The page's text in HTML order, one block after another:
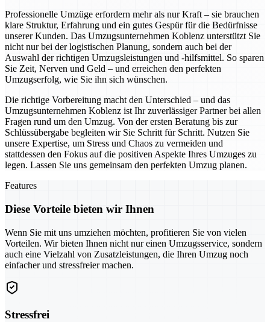
Professionelle Umzüge erfordern mehr als nur Kraft – sie brauchen
klare Struktur, Erfahrung und ein gutes Gespür für die Bedürfnisse
unserer Kunden. Das Umzugsunternehmen Koblenz unterstützt Sie
nicht nur bei der logistischen Planung, sondern auch bei der
Auswahl der richtigen Umzugsleistungen und -hilfsmittel. So sparen
Sie Zeit, Nerven und Geld – und erreichen den perfekten
Umzugserfolg, wie Sie ihn sich wünschen.
Die richtige Vorbereitung macht den Unterschied – und das
Umzugsunternehmen Koblenz ist Ihr zuverlässiger Partner bei allen
Fragen rund um den Umzug. Von der ersten Beratung bis zur
Schlüssübergabe begleiten wir Sie Schritt für Schritt. Nutzen Sie
unsere Expertise, um Stress und Chaos zu vermeiden und
stattdessen den Fokus auf die positiven Aspekte Ihres Umzuges zu
legen. Lassen Sie uns gemeinsam den perfekten Umzug planen.
Features
Diese Vorteile bieten wir Ihnen
Wenn Sie mit uns umziehen möchten, profitieren Sie von vielen
Vorteilen. Wir bieten Ihnen nicht nur einen Umzugsservice, sondern
auch eine Vielzahl von Zusatzleistungen, die Ihren Umzug noch
einfacher und stressfreier machen.
Stressfrei